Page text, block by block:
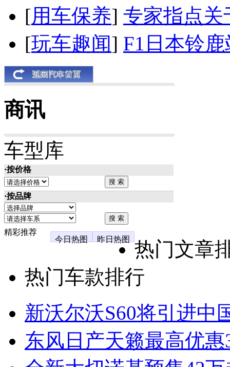
[用车保养] 专家指点关
[玩车趣闻] F1日本铃
商讯
车型库
·按价格
·按品牌
精彩推荐
今日热图
昨日热图
热门文章
热门车款排行
新沃尔沃S60将引进中
东风日产天籁最高优